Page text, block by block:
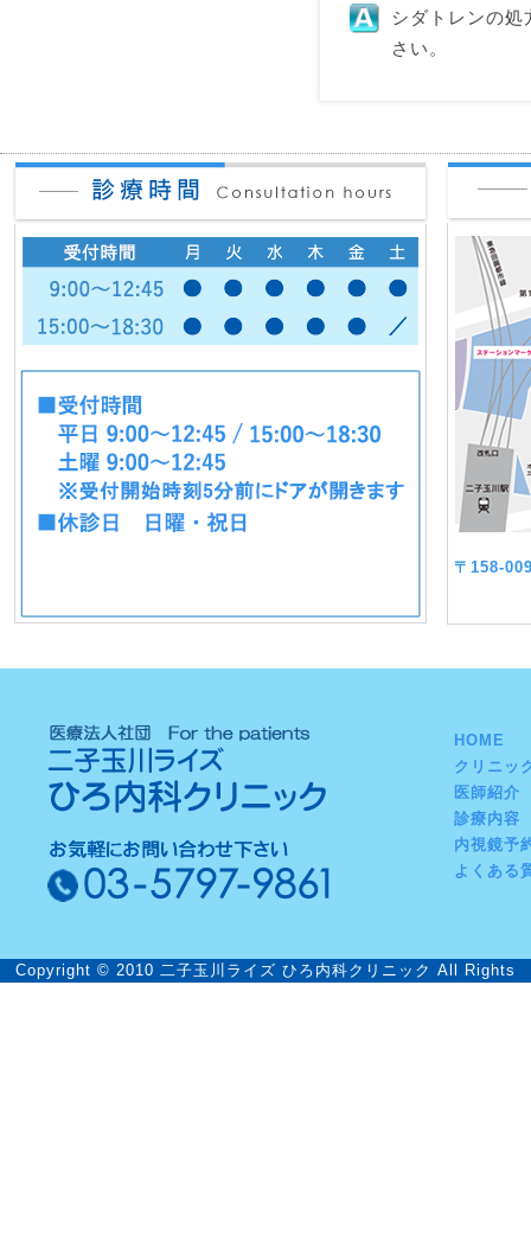
シダトレンの
さい。
〒158-
HOME
クリニッ
医師紹介
診療内容
内視鏡予
よくある
Copyright © 2010 二子玉川ライズ ひろ内科クリニック All Rights